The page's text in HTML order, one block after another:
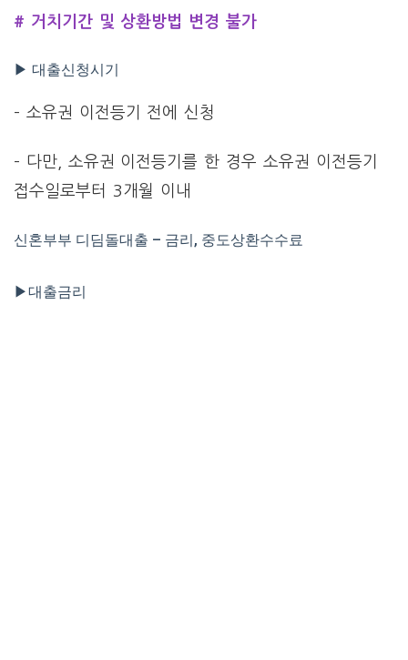
# 거치기간 및 상환방법 변경 불가
▶ 대출신청시기
– 소유권 이전등기 전에 신청
– 다만, 소유권 이전등기를 한 경우 소유권 이전등기
접수일로부터 3개월 이내
신혼부부 디딤돌대출 – 금리, 중도상환수수료
▶대출금리